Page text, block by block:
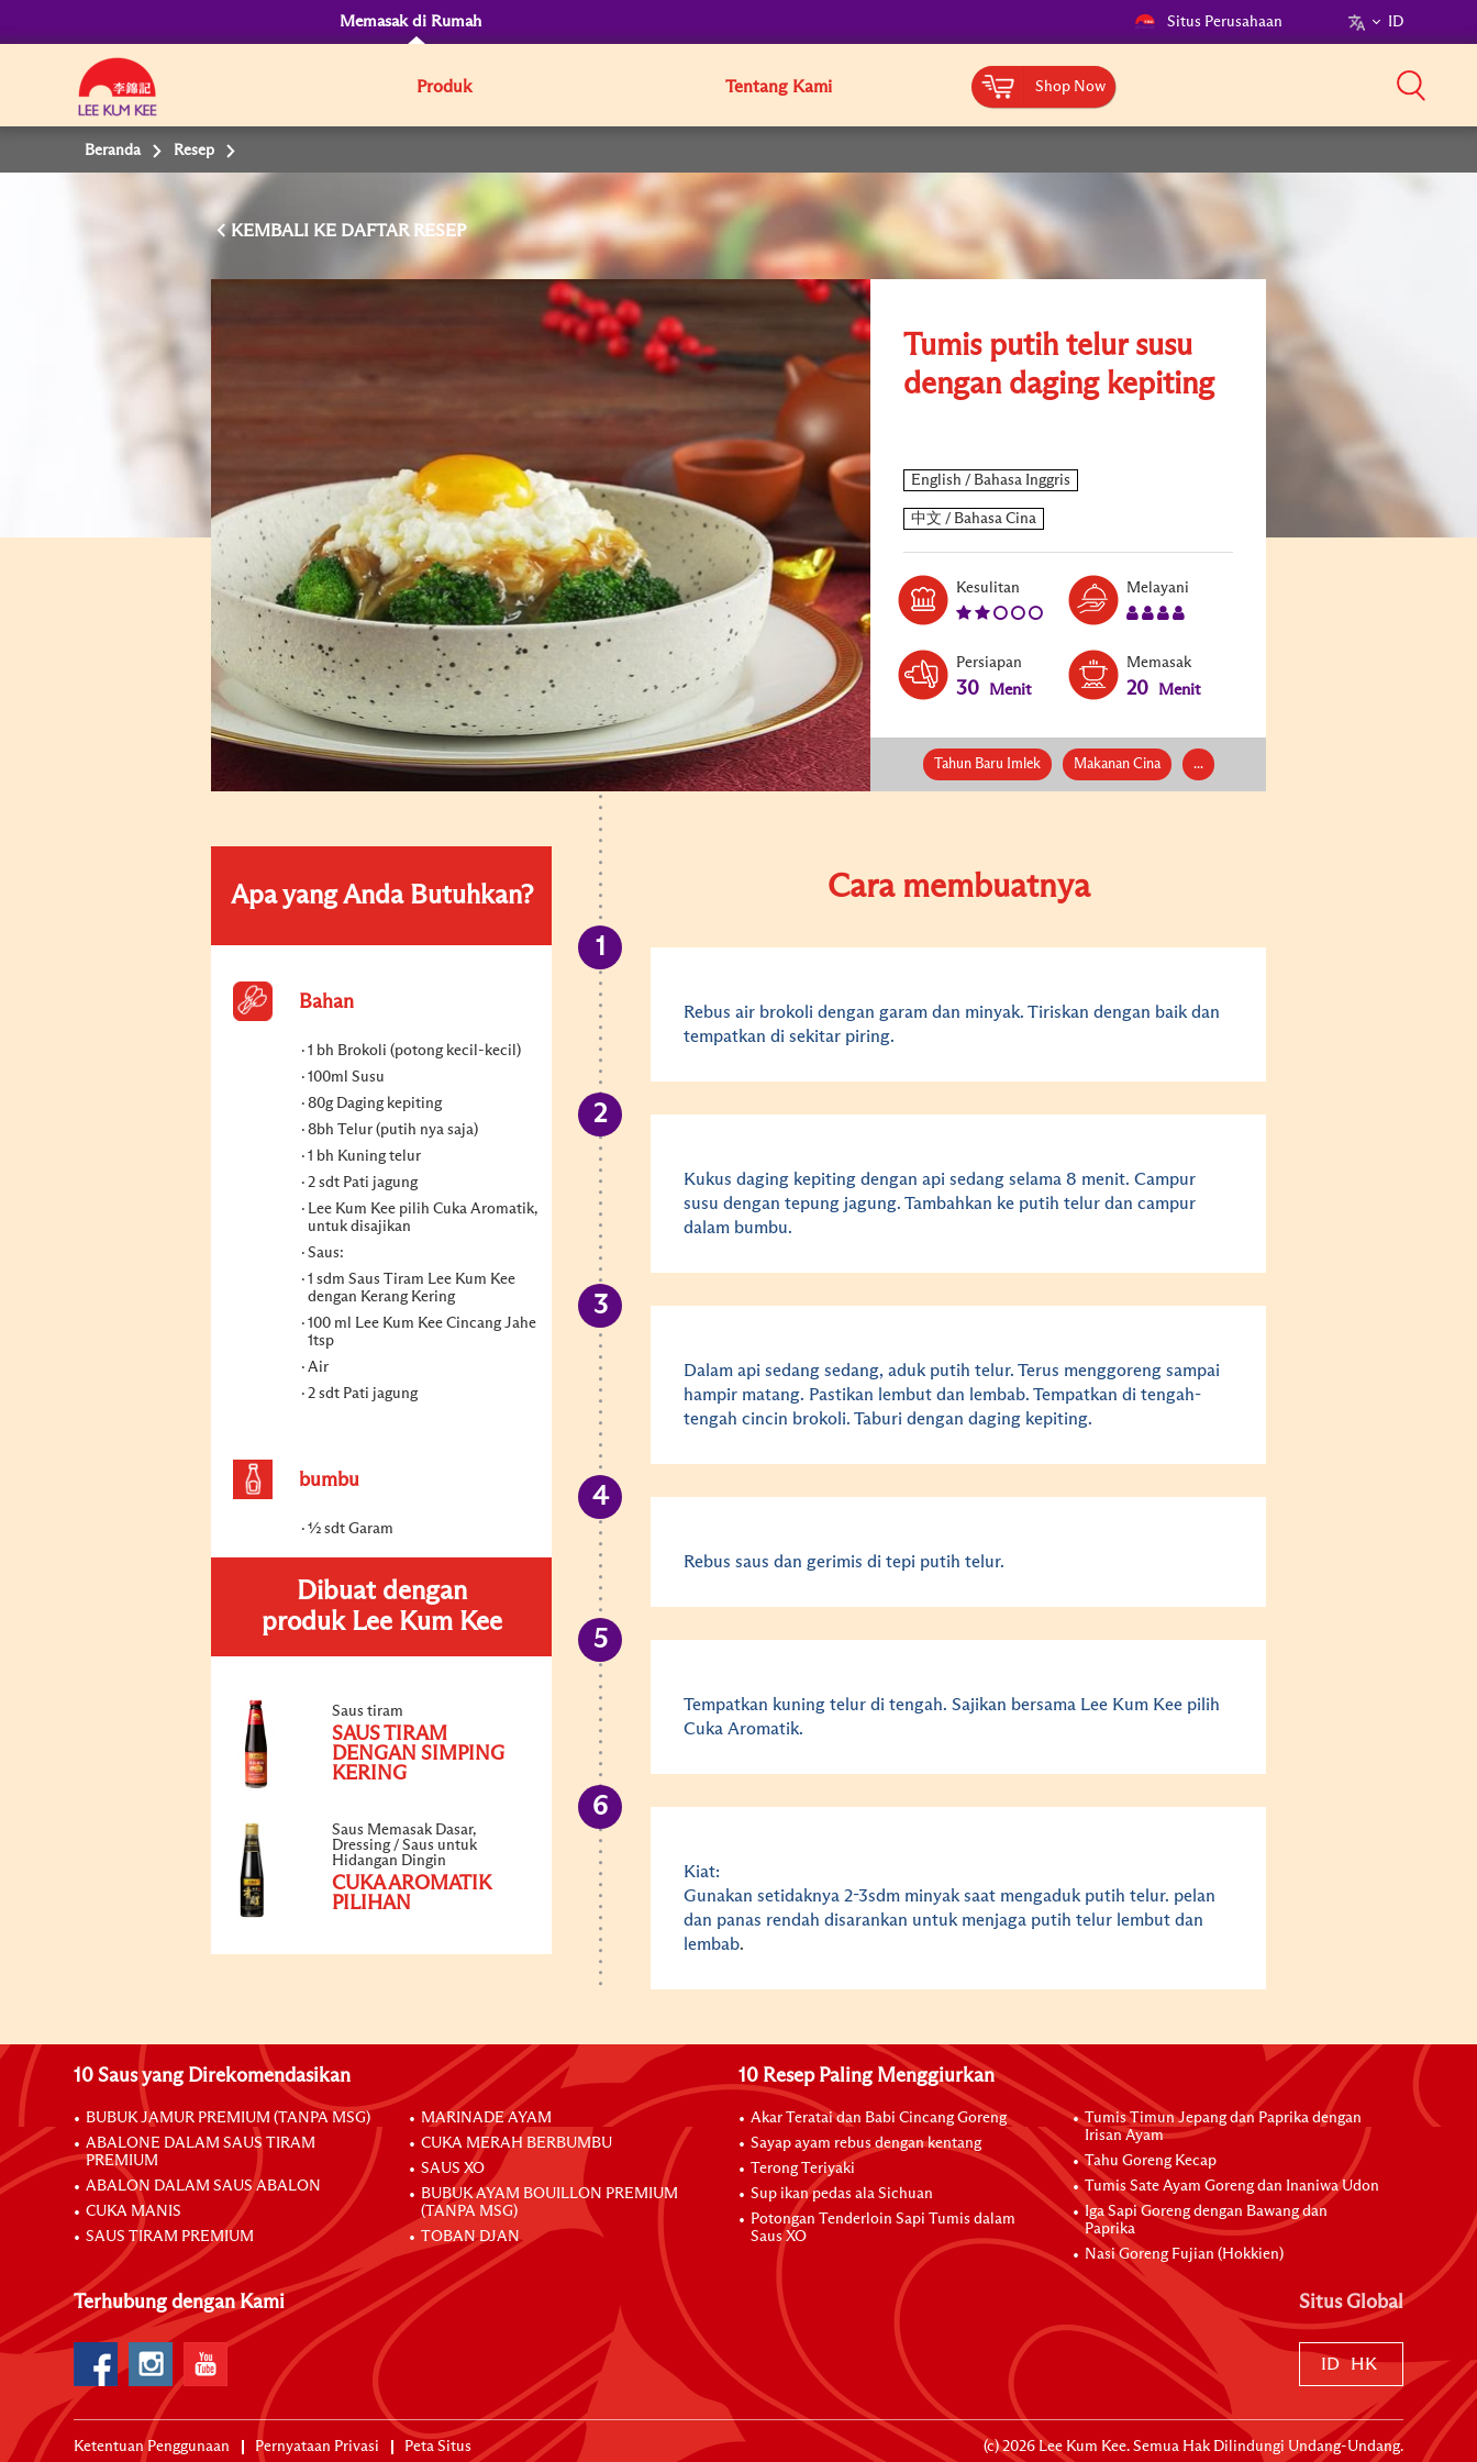
Memasak di Rumah Situs Perusahaan ID
Produk Tentang Kami Shop Now
Beranda Resep
KEMBALI
Tumis putih telur susu
dengan daging kepiting
Kesulitan Melayani
Persiapan
30 Menit
Memasak
20 Menit
Tahun Baru Imlek Makanan Cina ...
Apa yang Anda Butuhkan?
Bahan
1 bh Brokoli (potong kecil-kecil)
100ml Susu
80g Daging kepiting
8bh Telur (putih nya saja)
1 bh Kuning telur
2 sdt Pati jagung
Lee Kum Kee pilih Cuka Aromatik,
untuk disajikan
Saus:
1 sdm Saus Tiram Lee Kum Kee
dengan Kerang Kering
100 ml Lee Kum Kee Cincang Jahe
1tsp
Air
2 sdt Pati jagung
bumbu
½ sdt Garam
Dibuat dengan
produk Lee Kum Kee
Saus tiram
SAUS TIRAM
DENGAN SIMPING
KERING
Saus Memasak Dasar,
Dressing / Saus untuk
Hidangan Dingin
CUKA AROMATIK
PILIHAN
Cara membuatnya
Rebus air brokoli dengan garam dan minyak. Tiriskan dengan baik dan
tempatkan di sekitar piring.
Kukus daging kepiting dengan api sedang selama 8 menit. Campur
susu dengan tepung jagung. Tambahkan ke putih telur dan campur
dalam bumbu.
Dalam api sedang sedang, aduk putih telur. Terus menggoreng sampai
hampir matang. Pastikan lembut dan lembab. Tempatkan di tengah-
tengah cincin brokoli. Taburi dengan daging kepiting.
Rebus saus dan gerimis di tepi putih telur.
Tempatkan kuning telur di tengah. Sajikan bersama Lee Kum Kee pilih
Cuka Aromatik.
Kiat:
Gunakan setidaknya 2-3sdm minyak saat mengaduk putih telur. pelan
dan panas rendah disarankan untuk menjaga putih telur lembut dan
lembab.
10 Saus yang Direkomendasikan
BUBUK JAMUR PREMIUM (TANPA MSG)
ABALONE DALAM SAUS TIRAM
PREMIUM
ABALON DALAM SAUS ABALON
CUKA MANIS
SAUS TIRAM PREMIUM
MARINADE AYAM
CUKA MERAH BERBUMBU
SAUS XO
BUBUK AYAM BOUILLON PREMIUM
(TANPA MSG)
TOBAN DJAN
10 Resep Paling Menggiurkan
Akar Teratai dan Babi Cincang Goreng
Sayap ayam rebus dengan kentang
Terong Teriyaki
Sup ikan pedas ala Sichuan
Potongan Tenderloin Sapi Tumis dalam
Saus XO
Tumis Timun Jepang dan Paprika dengan
Irisan Ayam
Tahu Goreng Kecap
Tumis Sate Ayam Goreng dan Inaniwa Udon
Iga Sapi Goreng dengan Bawang dan
Paprika
Nasi Goreng Fujian (Hokkien)
Terhubung dengan Kami Situs Global
ID HK
Ketentuan Penggunaan Pernyataan Privasi Peta Situs (c)2026Lee Kum Kee. Semua Hak Dilindungi Undang-Undang.